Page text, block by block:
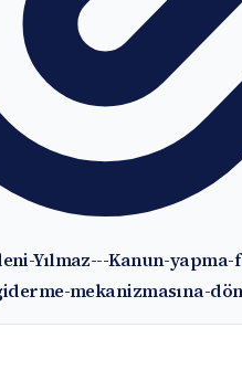
Yılmaz---Kanun-
mekanizmasına-